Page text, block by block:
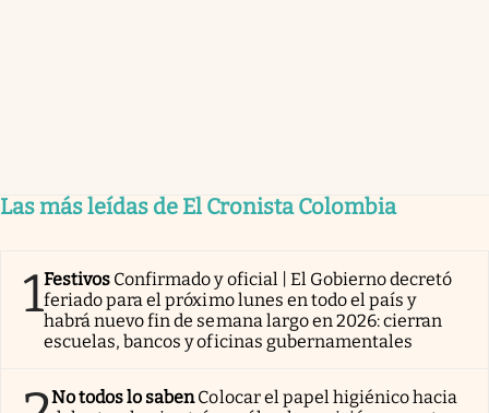
Las más leídas de El Cronista Colombia
1Festivos Confirmado y oficial | El Gobierno decretó
feriado para el próximo lunes en todo el país y
habrá nuevo fin de semana largo en 2026: cierran
escuelas, bancos y oficinas gubernamentales
No todos lo sabenColocar el papel higiénico hacia